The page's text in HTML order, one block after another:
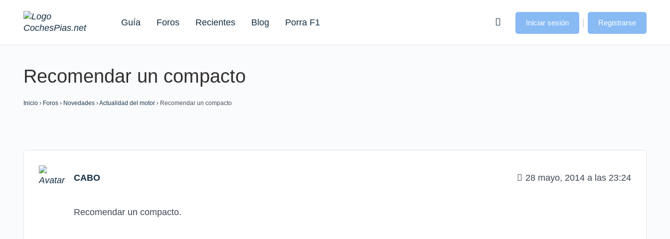
Guía Foros Recientes Blog Porra F1
Buscar:
Iniciar sesión | Registrarse
Recomendar un compacto
Inicio › Foros › Novedades ›Actualidad del motor › Recomendar un compacto
CABO 28 mayo, 2014 a las 23:24
Recomendar un compacto.